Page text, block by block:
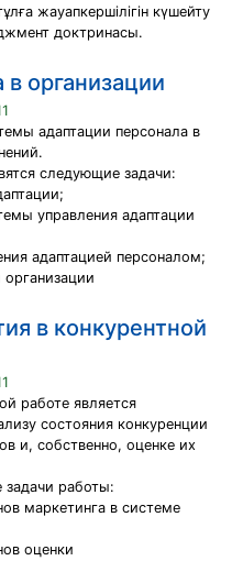
жауапкершілігін күшейту
доктринасы.
организации
адаптации персонала в
следующие задачи:
управления адаптации
адаптацией персоналом;
в конкурентной
работе является
состояния конкуренции
и, собственно, оценке их
задачи работы:
маркетинга в системе
оценки